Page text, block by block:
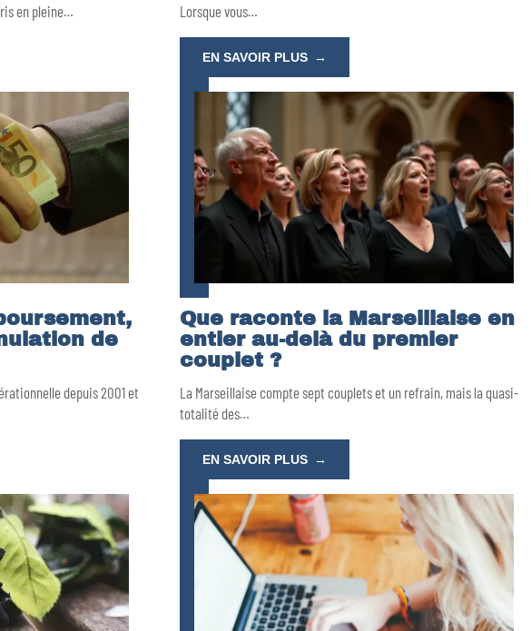
en pleine…
Lorsque vous…
EN SAVOIR PLUS
de
depuis 2001 et
Que raconte la Marseillaise en
entier au-delà du premier
couplet ?
La Marseillaise compte sept couplets et un refrain, mais la quasi-
totalité des…
EN SAVOIR PLUS